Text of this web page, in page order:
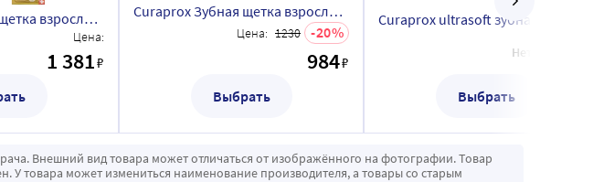
Curaprox Зубная щетка взрослая Megasoft Velvet мега мягкая CS12460
Цена:
1 381₽
Curaprox Зубная щетка взрослая Soft мягкая CS1560
Цена: 1230 20
984₽
Выбрать
Нет в наличии
Выбрать
Внешний вид товара может отличаться от изображённого на фотографии. Товар
товара может измениться наименование производителя, а товары со старым